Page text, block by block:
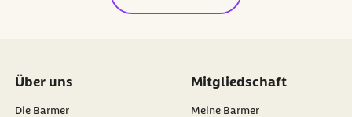
Über uns
Die Barmer
Mitgliedschaft
Meine Barmer